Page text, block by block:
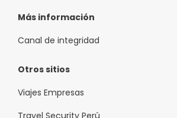
Más información
Canal de integridad
Otros sitios
Viajes Empresas
Travel Security Perú